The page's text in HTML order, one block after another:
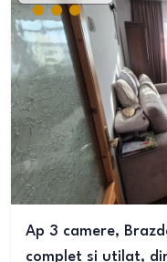
Ap 3 camere,
complet si utilat,